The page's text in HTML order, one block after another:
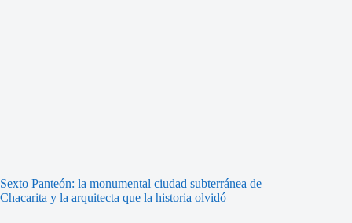
Sexto Panteón: la monumental ciudad subterránea de
Chacarita y la arquitecta que la historia olvidó